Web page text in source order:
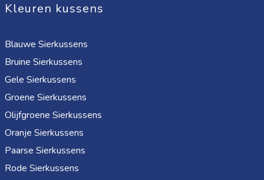
Kleuren kussens
Blauwe Sierkussens
Bruine Sierkussens
Gele Sierkussens
Groene Sierkussens
Olijfgroene Sierkussens
Oranje Sierkussens
Paarse Sierkussens
Rode Sierkussens